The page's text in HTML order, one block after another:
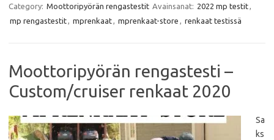
e
o
t
e
t
A
i
Category: Moottoripyörän rengastestit Avainsanat: 2022 mp testit,
mp rengastestit, mprenkaat, mprenkaat-store , renkaat testissä
Moottoripyörän rengastesti –
Custom/cruiser renkaat 2020
Sa
ks